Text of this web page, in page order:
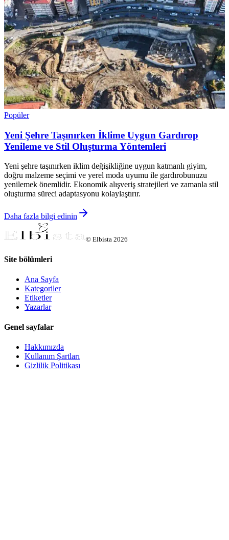
Popüler
Yeni Şehre Taşınırken İklime Uygun Gardırop
Yenileme ve Stil Oluşturma Yöntemleri
Yeni şehre taşınırken iklim değişikliğine uygun katmanlı giyim,
doğru malzeme seçimi ve yerel moda uyumu ile gardırobunuzu
yenilemek önemlidir. Ekonomik alışveriş stratejileri ve zamanla stil
oluşturma süreci adaptasyonu kolaylaştırır.
Daha fazla bilgi edinin
© Elbista 2026
Site bölümleri
Ana Sayfa
Kategoriler
Etiketler
Yazarlar
Genel sayfalar
Hakkımızda
Kullanım Şartları
Gizlilik Politikası